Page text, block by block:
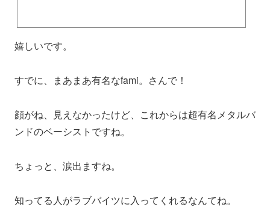
嬉しいです。
すでに、まあまあ有名なfami。さんで！
顔がね、見えなかったけど、これからは超有名メタルバ
ンドのベーシストですね。
ちょっと、涙出ますね。
知ってる人がラブバイツに入ってくれるなんてね。